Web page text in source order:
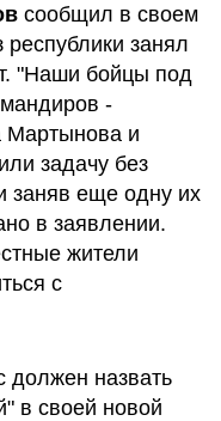
сообщил в своем
республики занял
"Наши бойцы под
-
Мартынова и
задачу без
заняв еще одну их
в заявлении.
жители
с
должен назвать
в своей новой